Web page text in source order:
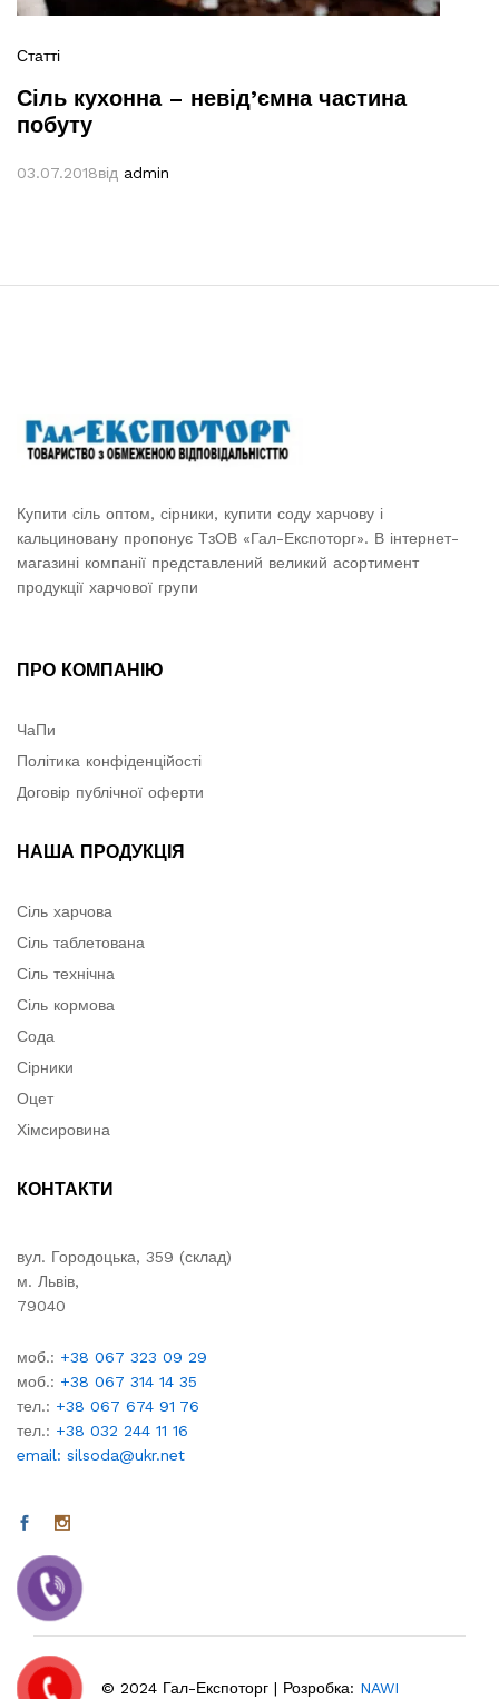
Статті
Сіль кухонна – невід’ємна частина
побуту
03.07.2018від admin
Купити сіль оптом, сірники, купити соду харчову і
кальциновану пропонує ТзОВ «Гал-Експоторг». В інтернет-
магазині компанії представлений великий асортимент
продукції харчової групи
ПРО КОМПАНІЮ
ЧаПи
Політика конфіденційості
Договір публічної оферти
НАША ПРОДУКЦІЯ
Сіль харчова
Сіль таблетована
Сіль технічна
Сіль кормова
Сода
Сірники
Оцет
Хімсировина
КОНТАКТИ
вул. Городоцька, 359 (склад)
м. Львів,
79040
моб.: +38 067 323 09 29
моб.: +38 067 314 14 35
тел.: +38 067 674 91 76
тел.: +38 032 244 11 16
email: silsoda@ukr.net
© 2024 Гал-Експоторг | Розробка: NAWI